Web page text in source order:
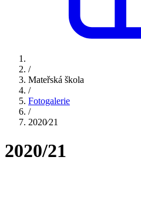
/
Mateřská škola
/
Fotogalerie
/
2020⁄21
2020/21